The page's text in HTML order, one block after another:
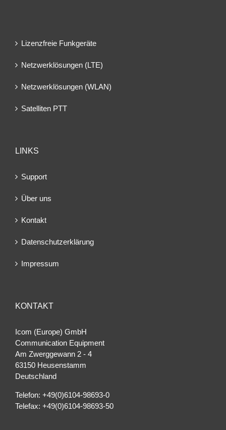
Lizenzfreie Funkgeräte
Netzwerklösungen (LTE)
Netzwerklösungen (WLAN)
Satelliten PTT
LINKS
Support
Über uns
Kontakt
Datenschutzerklärung
Impressum
KONTAKT
Icom (Europe) GmbH
Communication Equipment
Am Zwerggewann 2 ‐ 4
63150 Heusenstamm
Deutschland
Telefon: +49(0)6104-98693-0
Telefax: +49(0)6104-98693-50